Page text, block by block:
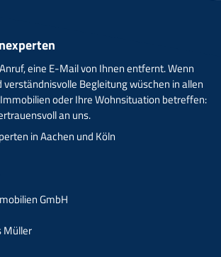
eine E-Mail von Ihnen entfernt. Wenn
Begleitung wüschen in allen
oder Ihre Wohnsituation betreffen:
an uns.
in Aachen und Köln
GmbH
Müller